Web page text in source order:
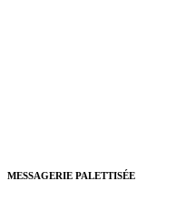
MESSAGERIE PALETTISÉE